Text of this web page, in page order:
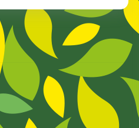
Una
Visita
Muy
Especial
En
Nuestro
Programa
De
Tránsito